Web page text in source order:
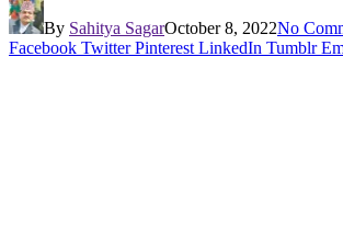
By Sahitya SagarOctober 8, 2022No
Facebook Twitter Pinterest LinkedIn Tumblr